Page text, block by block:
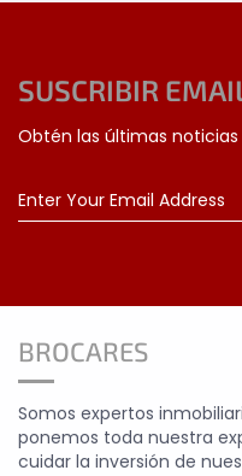
SUSCRIBIR
Obtén las últimas
BROCARES
Somos expertos
ponemos toda nuestra
cuidar la inversión de